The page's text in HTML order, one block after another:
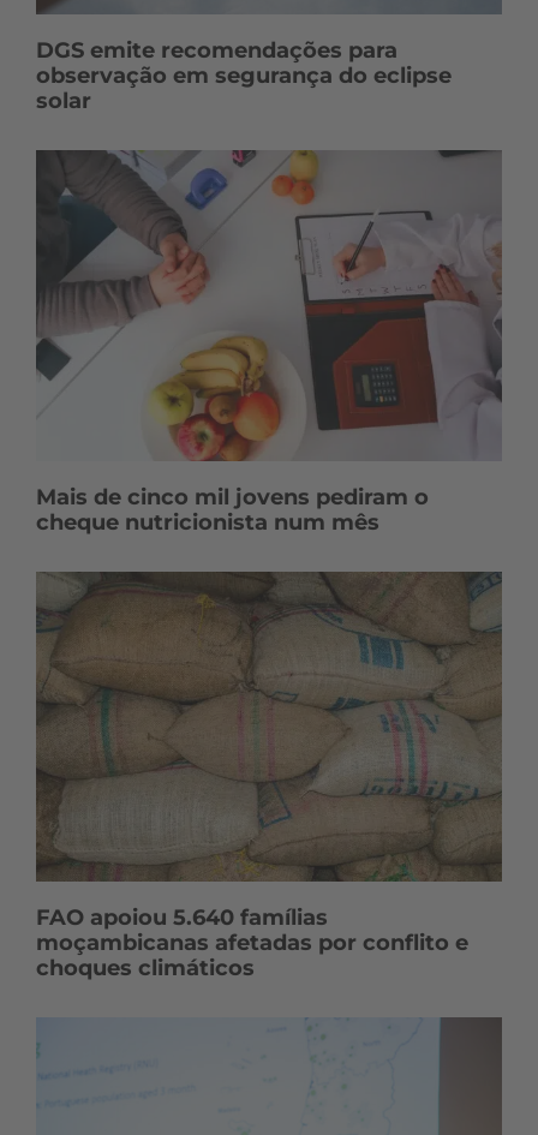
DGS emite recomendações para
observação em segurança do eclipse
solar
Mais de cinco mil jovens pediram o
cheque nutricionista num mês
FAO apoiou 5.640 famílias
moçambicanas afetadas por conflito e
choques climáticos